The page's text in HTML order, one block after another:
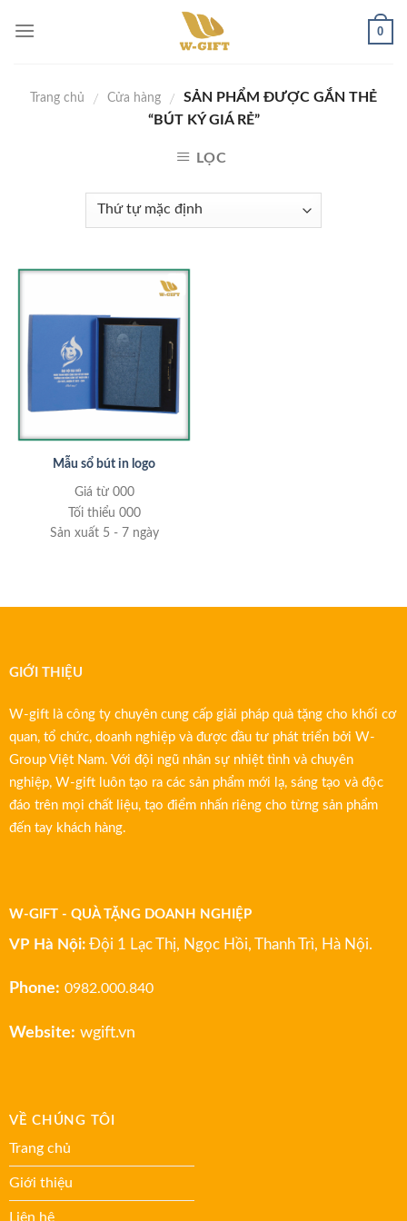
0
Trang chủ / Cửa hàng /
SẢN PHẨM ĐƯỢC GẮN THẺ
“BÚT KÝ GIÁ RẺ”
LỌC
Mẫu sổ bút in logo
Giá từ 000
Tối thiểu 000
Sản xuất 5 - 7 ngày
GIỚI THIỆU
W-gift là công ty chuyên cung cấp giải pháp quà tặng cho khối cơ
quan, tổ chức, doanh nghiệp và được đầu tư phát triển bởi W-
Group Việt Nam. Với đội ngũ nhân sự nhiệt tình và chuyên
nghiệp, W-gift luôn tạo ra các sản phẩm mới lạ, sáng tạo và độc
đáo trên mọi chất liệu, tạo điểm nhấn riêng cho từng sản phẩm
đến tay khách hàng.
W-GIFT - QUÀ TẶNG DOANH NGHIỆP
VP Hà Nội: Đội 1 Lạc Thị, Ngọc Hồi, Thanh Trì, Hà Nội.
Phone: 0982.000.840
Website: wgift.vn
VỀ CHÚNG TÔI
Trang chủ
Giới thiệu
Liên hệ